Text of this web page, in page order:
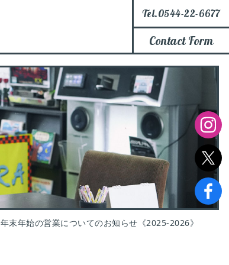
Tel.0544-22-6677
Contact Form
年末年始の営業についてのお知らせ《2025-2026》